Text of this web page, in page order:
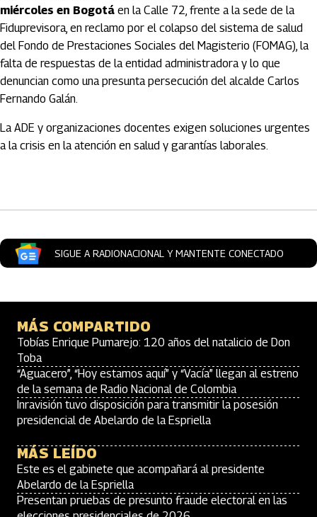
miércoles en Bogotá en la Calle 72, frente a la sede de la
Fiduprevisora, en reclamo por el colapso del sistema de salud
del Fondo de Prestaciones Sociales del Magisterio (FOMAG), la
falta de respuestas de la entidad administradora y lo que
denuncian como una presunta persecución del alcalde Carlos
Fernando Galán.
La ADE y organizaciones docentes exigen soluciones urgentes
a la crisis en la atención en salud y garantías laborales.
SIGUE A RADIONACIONAL Y MANTENTE CONECTADO
MÁS COMPARTIDO
Tobías Enrique Pumarejo: 120 años del natalicio de Don
Toba
“Aguacero”, “Hoy estamos aquí” y “Vacía” llegan al estreno
de la semana de Radio Nacional de Colombia
Inravisión tuvo disposición para transmitir la posesión
presidencial de Abelardo de la Espriella
MÁS LEÍDO
Este es el gabinete que acompañará al presidente
Abelardo de la Espriella
Presentan pruebas de presunto fraude electoral en las